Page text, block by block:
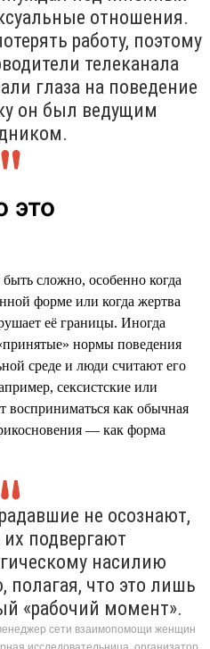
отношения.
работу, поэтому
телеканала
глаза на поведение
он был ведущим
это
сложно, особенно когда
форме или когда жертва
её границы. Иногда
нормы поведения
среде и люди считают его
сексистские или
как обычная
— как форма
не осознают,
их подвергают
насилию
полагая, что это лишь
«рабочий момент».
сети взаимопомощи женщин